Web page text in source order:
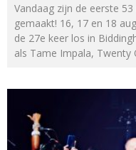
Vandaag zijn de eerste
gemaakt! 16, 17 en 18
de 27e keer los in
als Tame Impala, Twenty